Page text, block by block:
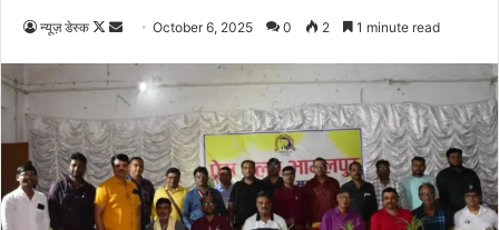
न्यूज़ डेस्क
Follow
X
Send
email
October 6, 2025 0 2 1 minute read